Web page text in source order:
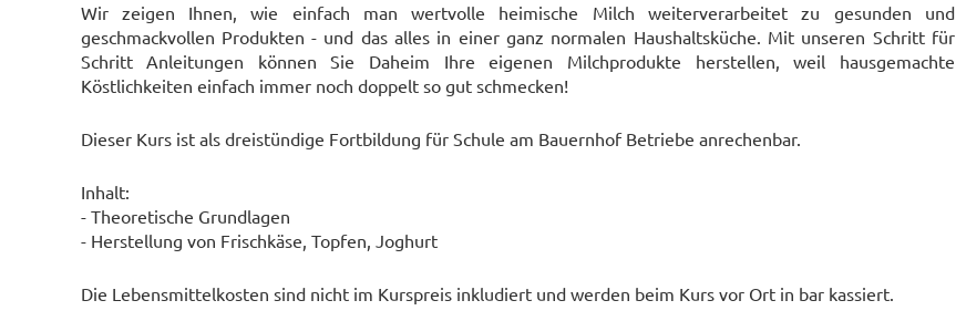
Wir zeigen Ihnen, wie einfach man wertvolle heimische Milch weiterverarbeitet zu gesunden und
geschmackvollen Produkten - und das alles in einer ganz normalen Haushaltsküche. Mit unseren Schritt für
Schritt Anleitungen können Sie Daheim Ihre eigenen Milchprodukte herstellen, weil hausgemachte
Köstlichkeiten einfach immer noch doppelt so gut schmecken!
Dieser Kurs ist als dreistündige Fortbildung für Schule am Bauernhof Betriebe anrechenbar.
Inhalt:
- Theoretische Grundlagen
- Herstellung von Frischkäse, Topfen, Joghurt
Die Lebensmittelkosten sind nicht im Kurspreis inkludiert und werden beim Kurs vor Ort in bar kassiert.